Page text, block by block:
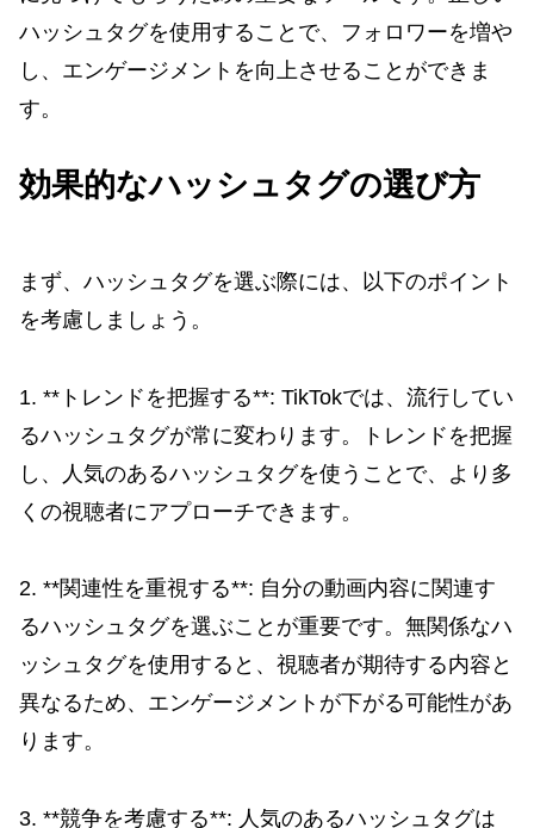
ハッシュタグを使用することで、フォロワーを増や
し、エンゲージメントを向上させることができま
す。
効果的なハッシュタグの選び方
まず、ハッシュタグを選ぶ際には、以下のポイント
を考慮しましょう。
1. **トレンドを把握する**: TikTokでは、流行してい
るハッシュタグが常に変わります。トレンドを把握
し、人気のあるハッシュタグを使うことで、より多
くの視聴者にアプローチできます。
2. **関連性を重視する**: 自分の動画内容に関連す
るハッシュタグを選ぶことが重要です。無関係なハ
ッシュタグを使用すると、視聴者が期待する内容と
異なるため、エンゲージメントが下がる可能性があ
ります。
3. **競争を考慮する**: 人気のあるハッシュタグは